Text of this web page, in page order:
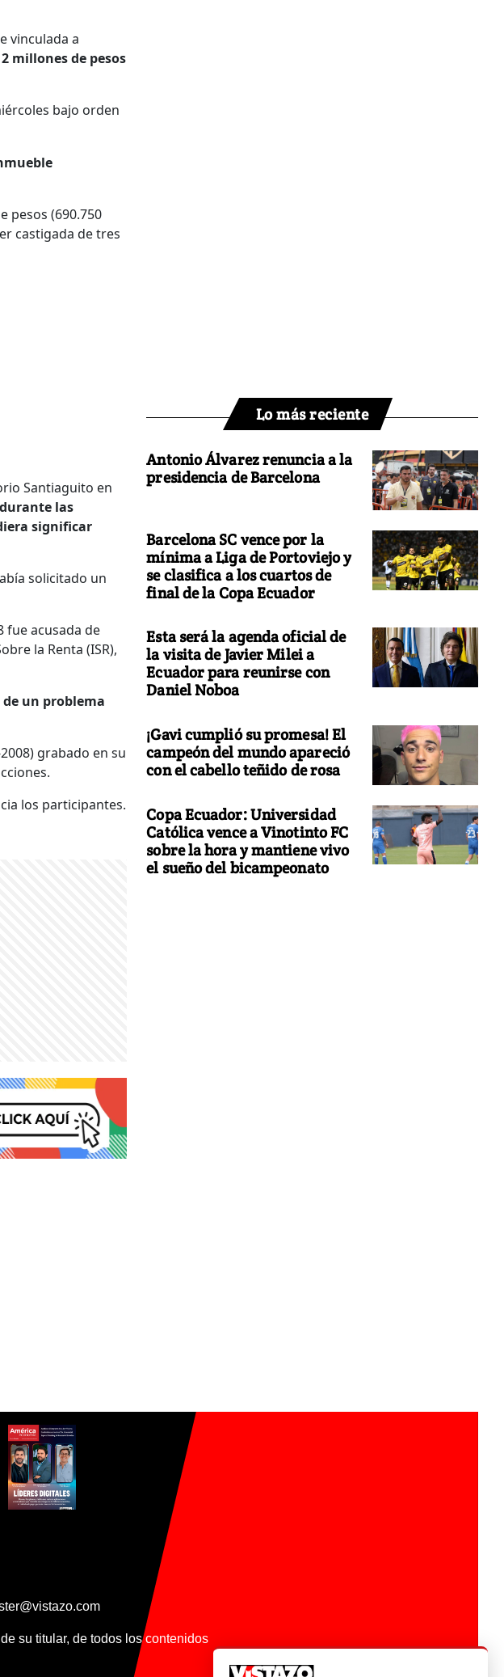
vinculada a
millones de pesos
bajo orden
pesos (690.750
castigada de tres
Santiaguito en
las
significar
solicitado un
fue acusada de
la Renta (ISR),
un problema
grabado en su
los participantes.
Lo más reciente
Antonio Álvarez renuncia a la
presidencia de Barcelona
Barcelona SC vence por la
mínima a Liga de Portoviejo y
se clasifica a los cuartos de
final de la Copa Ecuador
Esta será la agenda oficial de
la visita de Javier Milei a
Ecuador para reunirse con
Daniel Noboa
¡Gavi cumplió su promesa! El
campeón del mundo apareció
con el cabello teñido de rosa
Copa Ecuador: Universidad
Católica vence a Vinotinto FC
sobre la hora y mantiene vivo
el sueño del bicampeonato
su titular, de todos los contenidos